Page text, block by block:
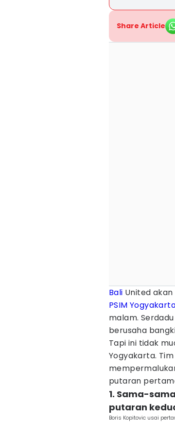
Share Article
Bali United
PSIM
malam.
berusaha
Tapi ini tidak
Yogyakarta.
putaran
1. Sama-
putaran
Boris Kopitovic usai